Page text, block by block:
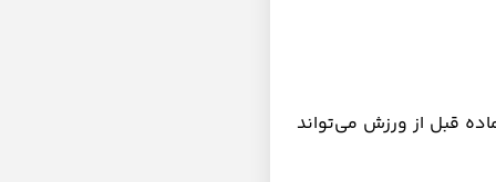
قبل از ورزش می‌تواند